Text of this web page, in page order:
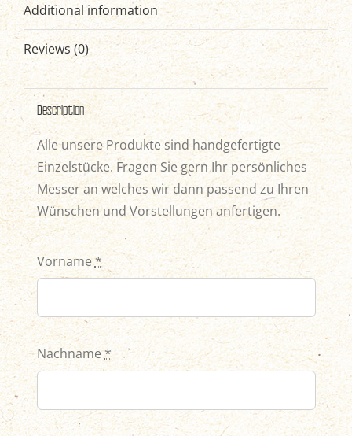
Additional information
Reviews (0)
Description
Alle unsere Produkte sind handgefertigte
Einzelstücke. Fragen Sie gern Ihr persönliches
Messer an welches wir dann passend zu Ihren
Wünschen und Vorstellungen anfertigen.
Vorname*
Nachname*